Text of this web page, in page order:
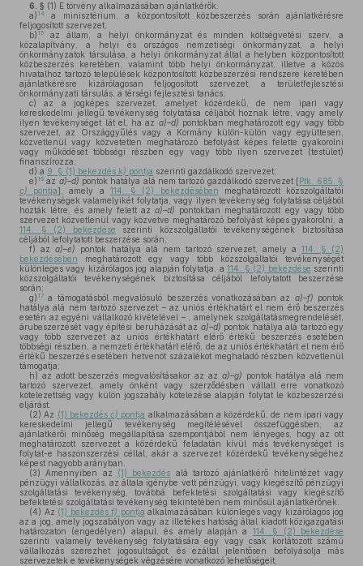
6. § (1) E törvény alkalmazásában ajánlatkérők:
a) 14
a minisztérium, a központosított közbeszerzés során ajánlatkérésre
feljogosított szervezet;
b) 15
az állam, a helyi önkormányzat és minden költségvetési szerv, a
közalapítvány, a helyi és országos nemzetiségi önkormányzat, a helyi
önkormányzatok társulása, a helyi önkormányzat által a helyben központosított
közbeszerzés keretében, valamint több helyi önkormányzat, illetve a közös
hivatalhoz tartozó települések központosított közbeszerzési rendszere keretében
ajánlatkérésre kizárólagosan feljogosított szervezet, a területfejlesztési
önkormányzati társulás, a térségi fejlesztési tanács;
c) az a jogképes szervezet, amelyet közérdekű, de nem ipari vagy
kereskedelmi jellegű tevékenység folytatása céljából hoznak létre, vagy amely
ilyen tevékenységet lát el, ha az a)–d) pontokban meghatározott egy vagy több
szervezet, az Országgyűlés vagy a Kormány külön-külön vagy együttesen,
közvetlenül vagy közvetetten meghatározó befolyást képes felette gyakorolni
vagy működését többségi részben egy vagy több ilyen szervezet (testület)
finanszírozza;
d) a 9. § (1) bekezdés k) pontja szerinti gazdálkodó szervezet;
e) 16 az a)–d) pontok hatálya alá nem tartozó gazdálkodó szervezet [Ptk. 685. §
c) pontja], amely a 114. § (2) bekezdésében meghatározott közszolgáltatói
tevékenységek valamelyikét folytatja, vagy ilyen tevékenység folytatása céljából
hozták létre, és amely felett aza)–d) pontokban meghatározott egy vagy több
szervezet közvetlenül vagy közvetve meghatározó befolyást képes gyakorolni, a
114. § (2) bekezdése szerinti közszolgáltatói tevékenységének biztosítása
céljából lefolytatott beszerzése során;
f) az a)–e) pontok hatálya alá nem tartozó szervezet, amely a 114. § (2)
bekezdésében meghatározott egy vagy több közszolgáltatói tevékenységét
különleges vagy kizárólagos jog alapján folytatja, a114. § (2) bekezdése szerinti
közszolgáltatói tevékenységének biztosítása céljából lefolytatott beszerzése
során;
g) 17 a támogatásból megvalósuló beszerzés vonatkozásában az a)–f) pontok
hatálya alá nem tartozó szervezet – az uniós értékhatárt el nem érő beszerzés
esetén az egyéni vállalkozó kivételével – , amelynek szolgáltatásmegrendelését,
árubeszerzését vagy építési beruházását az a)–d) pontok hatálya alá tartozó egy
vagy több szervezet az uniós értékhatárt elérő értékű beszerzés esetében
többségi részben, a nemzeti értékhatárt elérő, de az uniós értékhatárt el nem érő
értékű beszerzés esetében hetvenöt százalékot meghaladó részben közvetlenül
támogatja;
h) az adott beszerzés megvalósításakor az az a)–g) pontok hatálya alá nem
tartozó szervezet, amely önként vagy szerződésben vállalt erre vonatkozó
kötelezettség vagy külön jogszabály kötelezése alapján folytat le közbeszerzési
eljárást.
(2) Az (1) bekezdés c) pontja alkalmazásában a közérdekű, de nem ipari vagy
kereskedelmi jellegű tevékenység megítélésével összefüggésben, az
ajánlatkérői minőség megállapítása szempontjából nem lényeges, hogy az ott
meghatározott szervezet a közérdekű feladatán kívül más tevékenységet is
folytat-e haszonszerzési céllal, akár a szervezet közérdekű tevékenységéhez
képest nagyobb arányban.
(3) Amennyiben az (1) bekezdés alá tartozó ajánlatkérő hitelintézet vagy
pénzügyi vállalkozás, az általa igénybe vett pénzügyi, vagy kiegészítő pénzügyi
szolgáltatási tevékenység, továbbá befektetési szolgáltatási vagy kiegészítő
befektetési szolgáltatási tevékenység tekintetében nem minősül ajánlatkérőnek.
(4) Az (1) bekezdés f) pontja alkalmazásában különleges vagy kizárólagos jog
az a jog, amely jogszabályon vagy az illetékes hatóság által kiadott közigazgatási
határozaton (engedélyen) alapul, és amely alapján a 114. § (2) bekezdése
szerinti valamely tevékenység folytatására egy vagy csak korlátozott számú
vállalkozás szerezhet jogosultságot, és ezáltal jelentősen befolyásolja más
szervezetek e tevékenységek végzésére vonatkozó lehetőségeit.